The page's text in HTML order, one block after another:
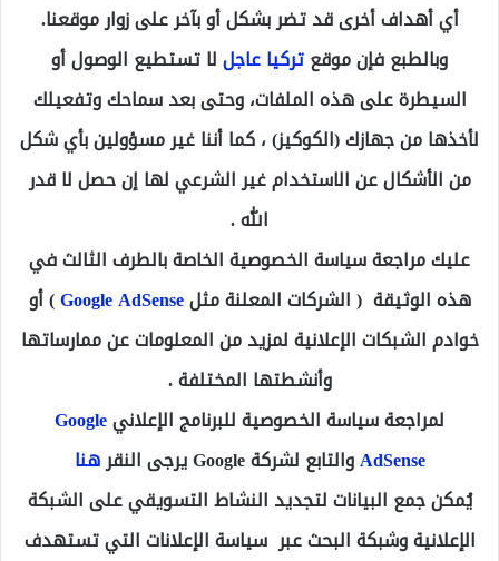
أي أهداف أخرى قد تضر بشكل أو بآخر على زوار موقعنا.
وبالطبع فإن موقعتركيا عاجللا تستطيع الوصول أو
السيطرة على هذه الملفات، وحتى بعد سماحك وتفعيلك
لأخذها من جهازك (الكوكيز) ، كما أننا غير مسؤولين بأي شكل
من الأشكال عن الاستخدام غير الشرعي لها إن حصل لا قدر
الله .
عليك مراجعة سياسة الخصوصية الخاصة بالطرف الثالث في
هذه الوثيقة ( الشركات المعلنة مثلGoogle AdSense) أو
خوادم الشبكات الإعلانية لمزيد من المعلومات عن ممارساتها
وأنشطتها المختلفة .
لمراجعة سياسة الخصوصية للبرنامج الإعلانيGoogle
AdSenseوالتابع لشركةGoogleيرجى النقرهنا
يُمكن جمع البيانات لتجديد النشاط التسويقي على الشبكة
الإعلانية وشبكة البحث عبر سياسة الإعلانات التي تستهدف